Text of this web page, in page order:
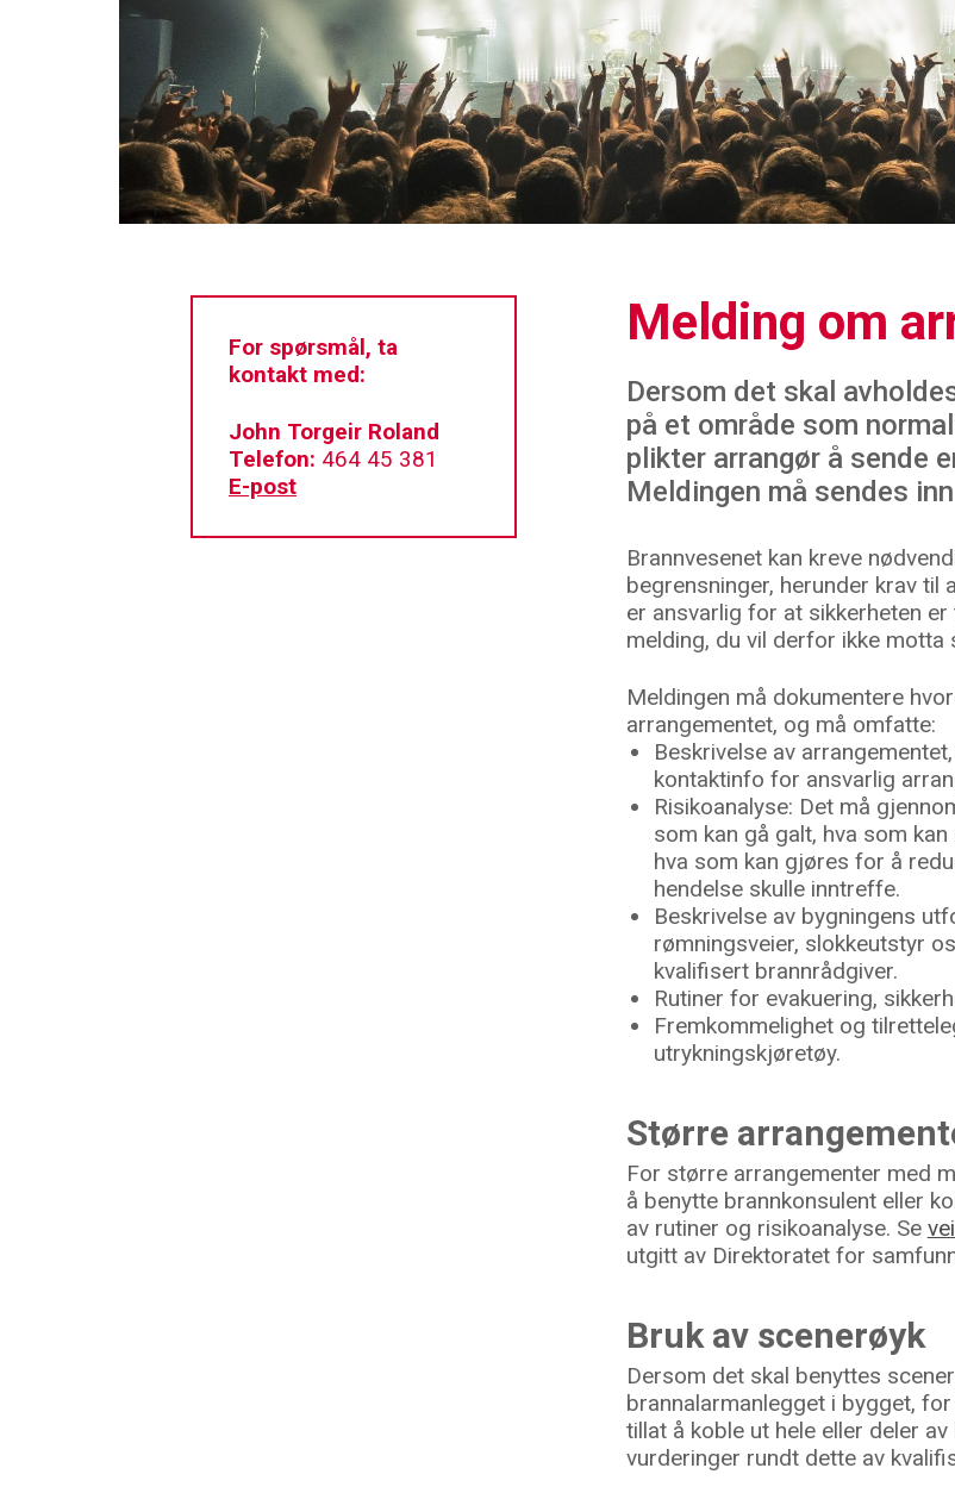
Melding om
Dersom det skal
på et område som
plikter arrangør å sende
Meldingen må sendes
Brannvesenet kan kreve
begrensninger, herunder krav til
er ansvarlig for at sikkerheten
melding, du vil derfor ikke
Meldingen må dokumentere
arrangementet, og må omfatte:
Beskrivelse av
kontaktinfo for ansvarlig
Risikoanalyse: Det må
som kan gå galt, hva som
hva som kan gjøres for å
hendelse skulle inntreffe.
Beskrivelse av bygningens
rømningsveier, slokkeutstyr
kvalifisert brannrådgiver.
Rutiner for evakuering,
Fremkommelighet og
utrykningskjøretøy.
Større
For større arrangementer med
å benytte brannkonsulent eller
av rutiner og risikoanalyse. Se
utgitt av Direktoratet for
Bruk av scenerøyk
Dersom det skal benyttes
brannalarmanlegget i bygget,
tillat å koble ut hele eller deler
vurderinger rundt dette av
For spørsmål, ta
kontakt med:
John Torgeir Roland
Telefon: 464 45 381
E-post